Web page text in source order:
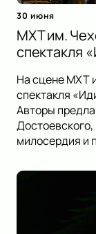
30 июня
МХТ им.
спектакля
На сцене МХТ
спектакля
Авторы
милосердия и